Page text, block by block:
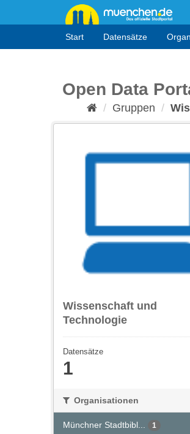
Start Datensätze
Open Data
Gruppen
Wissenschaft und
Technologie
Datensätze
1
Organisationen
Münchner Stadtbibl... 1